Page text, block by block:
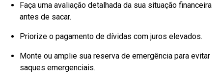
Faça uma avaliação detalhada da sua situação financeira
antes de sacar.
Priorize o pagamento de dívidas com juros elevados.
Monte ou amplie sua reserva de emergência para evitar
saques emergenciais.